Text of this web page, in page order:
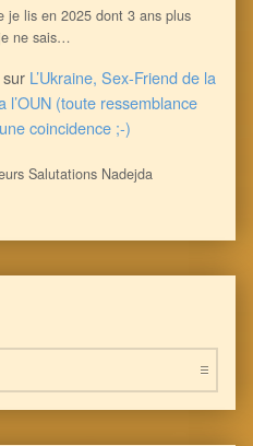
je lis en 2025 dont 3 ans plus
ne sais…
sur L’Ukraine, Sex-Friend de la
l’OUN (toute ressemblance
coincidence ;-)
Salutations Nadejda